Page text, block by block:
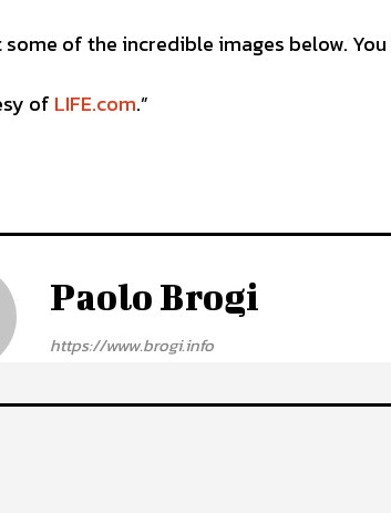
some of the incredible images below.
of LIFE.com.”
Paolo Brogi
https://www.brogi.info